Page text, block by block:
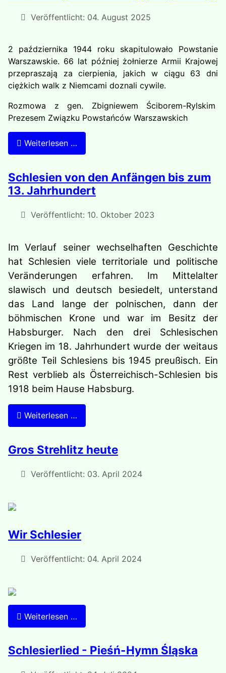
Veröffentlicht: 04. August 2025
2 października 1944 roku skapitulowało Powstanie
Warszawskie. 66 lat później żołnierze Armii Krajowej
przepraszają za cierpienia, jakich w ciągu 63 dni
ciężkich walk z Niemcami doznali cywile.
Rozmowa z gen. Zbigniewem Ściborem-Rylskim
Prezesem Związku Powstańców Warszawskich
Weiterlesen …
Schlesien von den Anfängen bis zum
13. Jahrhundert
Veröffentlicht: 10. Oktober 2023
Im Verlauf seiner wechselhaften Geschichte
hat Schlesien viele territoriale und politische
Veränderungen erfahren. Im Mittelalter
slawisch und deutsch besiedelt, unterstand
das Land lange der polnischen, dann der
böhmischen Krone und war im Besitz der
Habsburger. Nach den drei Schlesischen
Kriegen im 18. Jahrhundert wurde der weitaus
größte Teil Schlesiens bis 1945 preußisch. Ein
Rest verblieb als Österreichisch-Schlesien bis
1918 beim Hause Habsburg.
Weiterlesen …
Gros Strehlitz heute
Veröffentlicht: 03. April 2024
Wir Schlesier
Veröffentlicht: 04. April 2024
Weiterlesen …
Schlesierlied - Pieśń-Hymn Śląska